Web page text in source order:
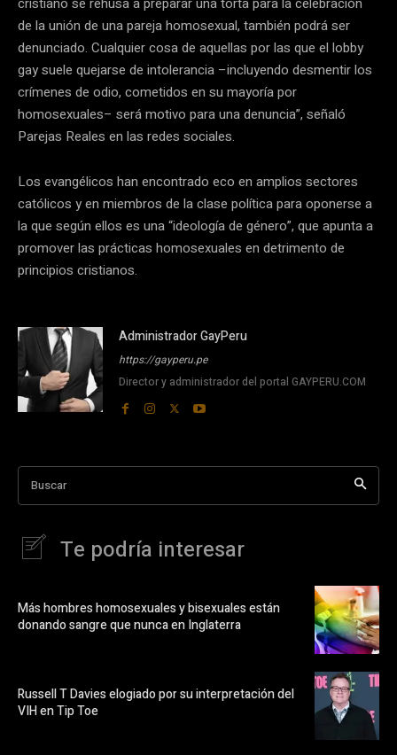
de la unión de una pareja homosexual, también podrá ser
denunciado. Cualquier cosa de aquellas por las que el lobby
gay suele quejarse de intolerancia –incluyendo desmentir los
crímenes de odio, cometidos en su mayoría por
homosexuales– será motivo para una denuncia”, señaló
Parejas Reales en las redes sociales.
Los evangélicos han encontrado eco en amplios sectores
católicos y en miembros de la clase política para oponerse a
la que según ellos es una “ideología de género”, que apunta a
promover las prácticas homosexuales en detrimento de
principios cristianos.
Administrador GayPeru
https://gayperu.pe
Director y administrador del portal GAYPERU.COM
Buscar
Te podría interesar
Más hombres homosexuales y bisexuales están
donando sangre que nunca en Inglaterra
Russell T Davies elogiado por su interpretación del
VIH en Tip Toe